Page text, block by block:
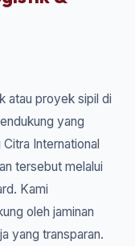
atau proyek sipil di
yang
International
tersebut melalui
Kami
oleh jaminan
yang transparan.